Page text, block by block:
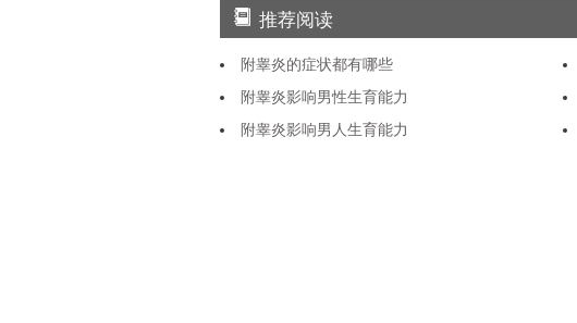
推荐阅读
附睾炎的症状都有哪些
附睾炎影响男性生育能力
附睾炎影响男人生育能力